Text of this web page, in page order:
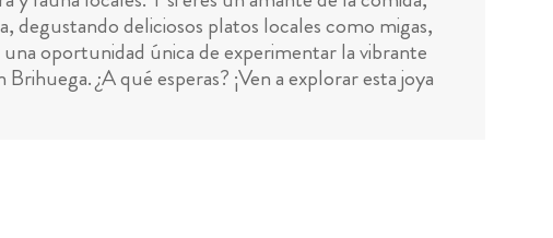
degustando deliciosos platos locales como migas,
oportunidad única de experimentar la vibrante
¿A qué esperas? ¡Ven a explorar esta joya